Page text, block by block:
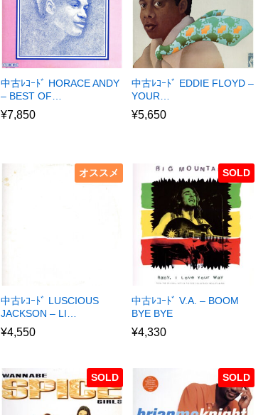
中古ﾚｺｰﾄﾞ HORACE ANDY
– BEST OF…
¥7,850
中古ﾚｺｰﾄﾞ EDDIE FLOYD –
YOUR…
¥5,650
オススメ
中古ﾚｺｰﾄﾞ LUSCIOUS
JACKSON – LI…
¥4,550
SOLD
中古ﾚｺｰﾄﾞ V.A. – BOOM
BYE BYE
¥4,330
SOLD SOLD